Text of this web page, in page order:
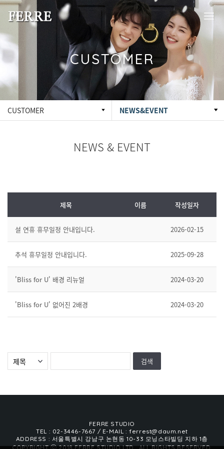
CUSTOMER
CUSTOMER NEWS&EVENT
NEWS & EVENT
제목 이름 작성일자
설 연휴 휴무일정 안내입니다. 2026-02-15
추석 휴무일정 안내입니다. 2025-09-28
'Bliss for U' 배경 리뉴얼 2024-03-20
'Bliss for U' 없어진 2배경 2024-03-20
FERRE STUDIO
TEL : 02-3446-7667 / E-MAIL : ferrest@daum.net
ADDRESS : 서울특별시 강남구 논현동 10-33 모닝스타빌딩 지하 1층
COPYRIGHT ⓒ 2018 FERRE STUDIO LTD., ALL RIGHTS RESERVED.